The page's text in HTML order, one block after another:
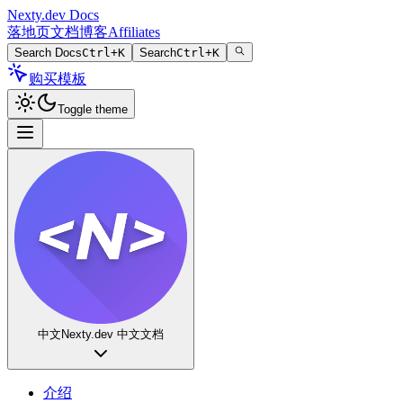
Nexty.dev Docs
落地页文档博客Affiliates
Search DocsCtrl+K SearchCtrl+K
购买模板
Toggle theme
中文 Nexty.dev 中文文档
介绍